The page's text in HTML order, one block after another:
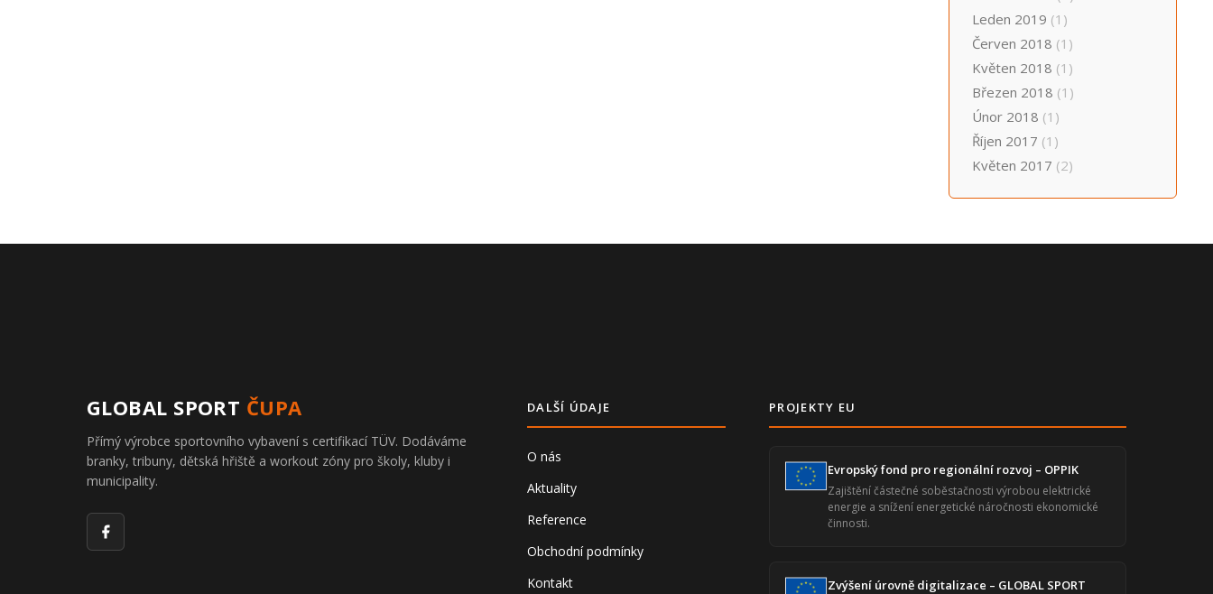
Leden 2019 (1)
Červen 2018 (1)
Květen 2018 (1)
Březen 2018 (1)
Únor 2018 (1)
Říjen 2017 (1)
Květen 2017 (2)
GLOBAL SPORT ČUPA
Přímý výrobce sportovního vybavení s certifikací TÜV. Dodáváme
branky, tribuny, dětská hřiště a workout zóny pro školy, kluby i
municipality.
Facebook
DALŠÍ ÚDAJE
O nás
Aktuality
Reference
Obchodní podmínky
Kontakt
PROJEKTY EU
Evropský fond pro regionální rozvoj – OPPIK
Zajištění částečné soběstačnosti výrobou elektrické
energie a snížení energetické náročnosti ekonomické
činnosti.
Zvýšení úrovně digitalizace – GLOBAL SPORT